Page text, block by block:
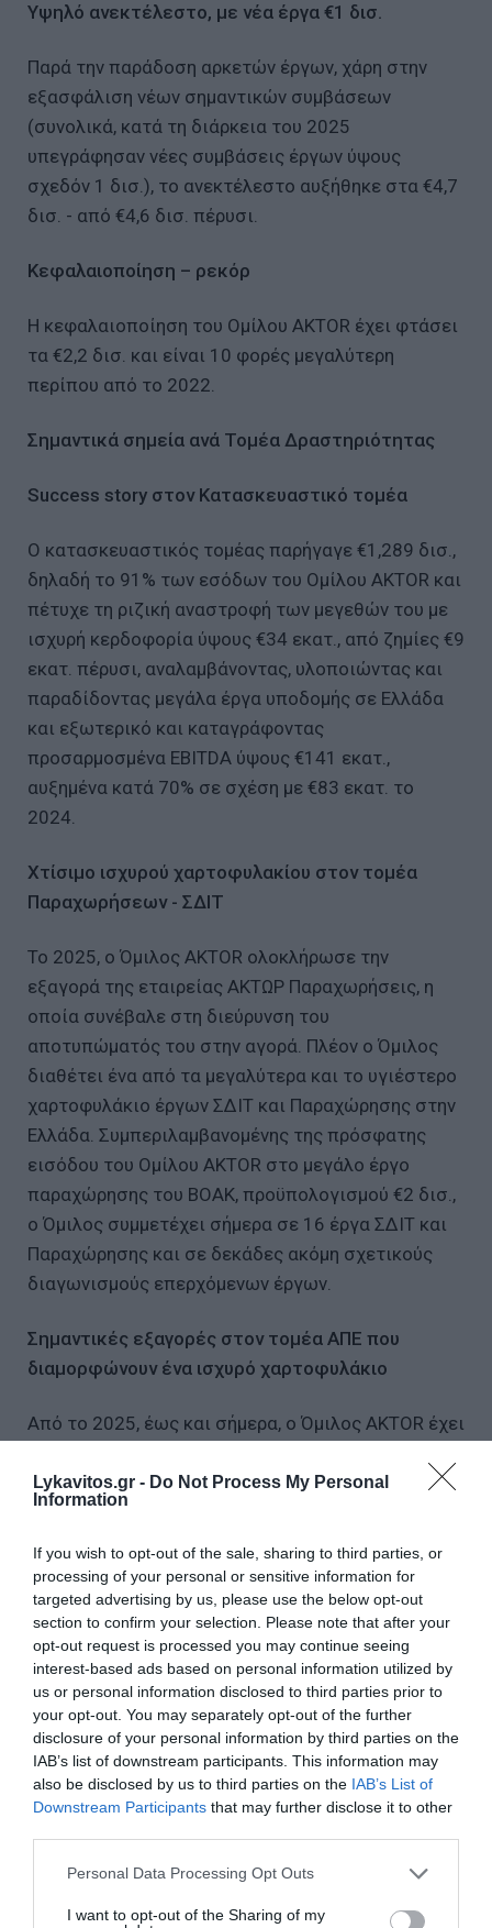
Lykavitos.gr - Do Not Process My Personal
Information
If you wish to opt-out of the sale, sharing to third parties, or
processing of your personal or sensitive information for
targeted advertising by us, please use the below opt-out
section to confirm your selection. Please note that after your
opt-out request is processed you may continue seeing
interest-based ads based on personal information utilized by
us or personal information disclosed to third parties prior to
your opt-out. You may separately opt-out of the further
disclosure of your personal information by third parties on the
IAB’s list of downstream participants. This information may
also be disclosed by us to third parties on the IAB’s List of
Downstream Participants that may further disclose it to other
Please note that this website/app uses one or more Google
not limited to your visit or usage behaviour. You may click to
Personal Data Processing Opt Outs
I want to opt-out of the Sharing of my
Υψηλό ανεκτέλεστο, με νέα έργα €1 δισ.
Παρά την παράδοση αρκετών έργων, χάρη στην
εξασφάλιση νέων σημαντικών συμβάσεων
(συνολικά, κατά τη διάρκεια του 2025
υπεγράφησαν νέες συμβάσεις έργων ύψους
σχεδόν 1 δισ.), το ανεκτέλεστο αυξήθηκε στα €4,7
δισ. - από €4,6 δισ. πέρυσι.
Κεφαλαιοποίηση – ρεκόρ
Η κεφαλαιοποίηση του Ομίλου AKTOR έχει φτάσει
τα €2,2 δισ. και είναι 10 φορές μεγαλύτερη
περίπου από το 2022.
Σημαντικά σημεία ανά Τομέα Δραστηριότητας
Success story στον Κατασκευαστικό τομέα
Ο κατασκευαστικός τομέας παρήγαγε €1,289 δισ.,
δηλαδή το 91% των εσόδων του Ομίλου AKTOR και
πέτυχε τη ριζική αναστροφή των μεγεθών του με
ισχυρή κερδοφορία ύψους €34 εκατ., από ζημίες €9
εκατ. πέρυσι, αναλαμβάνοντας, υλοποιώντας και
παραδίδοντας μεγάλα έργα υποδομής σε Ελλάδα
και εξωτερικό και καταγράφοντας
προσαρμοσμένα EBITDA ύψους €141 εκατ.,
αυξημένα κατά 70% σε σχέση με €83 εκατ. το
2024.
Χτίσιμο ισχυρού χαρτοφυλακίου στον τομέα
Παραχωρήσεων - ΣΔΙΤ
Το 2025, ο Όμιλος AKTOR ολοκλήρωσε την
εξαγορά της εταιρείας ΑΚΤΩΡ Παραχωρήσεις, η
οποία συνέβαλε στη διεύρυνση του
αποτυπώματός του στην αγορά. Πλέον ο Όμιλος
διαθέτει ένα από τα μεγαλύτερα και το υγιέστερο
χαρτοφυλάκιο έργων ΣΔΙΤ και Παραχώρησης στην
Ελλάδα. Συμπεριλαμβανομένης της πρόσφατης
εισόδου του Ομίλου AKTOR στο μεγάλο έργο
παραχώρησης του ΒΟΑΚ, προϋπολογισμού €2 δισ.,
ο Όμιλος συμμετέχει σήμερα σε 16 έργα ΣΔΙΤ και
Παραχώρησης και σε δεκάδες ακόμη σχετικούς
διαγωνισμούς επερχόμενων έργων.
Σημαντικές εξαγορές στον τομέα ΑΠΕ που
διαμορφώνουν ένα ισχυρό χαρτοφυλάκιο
Από το 2025, έως και σήμερα, ο Όμιλος AKTOR έχει
χαρτοφυλάκιο των ΑΠΕ. Θα διαθέτει μέχρι το
τέλος του 2026 εν λειτουργία, έργα
σταθμούς αποθήκευσης με μπαταρίες ισχύος 100
MW. Το χαρτοφυλάκιο, το οποίο θα βρίσκεται σε
πλήρη ανάπτυξη εντός των προσεχών μηνών,
αναμένεται να εισφέρει στον Όμιλο ετήσιο EBITDA
περί τα €33,7 εκατ. Επίσης, διαθέτει
χαρτοφυλάκιο αιολικών σταθμών ισχύος 145 MW
και ορίζοντα θέσης σε λειτουργία περί το τέλος
του 2028, με εκτιμώμενα ετήσιο EBITDA περί τα
€25 εκατ. Επιπλέον, βρίσκονται σε διαδικασία
ωρίμασης έργα ΑΠΕ και αποθήκευσης ενέργειας, η
αθροιστική ισχύς των οποίων θα υπερβαίνει το